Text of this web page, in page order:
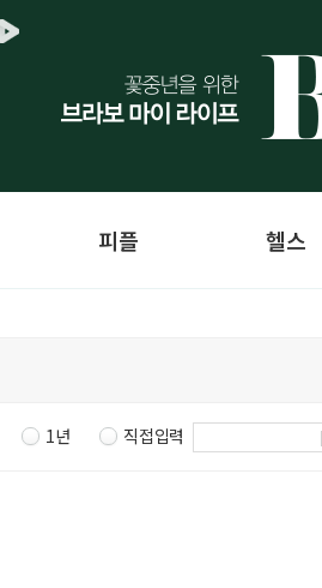
피플 헬스
1년 직접입력